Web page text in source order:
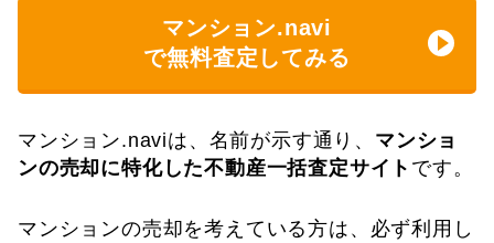
マンション.navi
で無料査定してみる
マンション.naviは、名前が示す通り、 マンショ
ンの売却に特化した不動産一括査定サイト です。
マンションの売却を考えている方は、必ず利用し